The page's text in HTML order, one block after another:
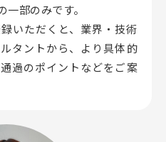
一部のみです。
いただくと、業界・技術
タントから、 より具体的
過のポイントなどをご案